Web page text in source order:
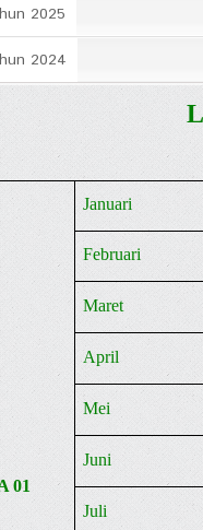
2025
2024
01
Januari
Februari
Maret
April
Mei
Juni
Juli